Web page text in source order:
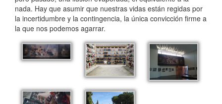
nada. Hay que asumir que nuestras vidas están regidas por
la incertidumbre y la contingencia, la única convicción firme a
la que nos podemos agarrar.